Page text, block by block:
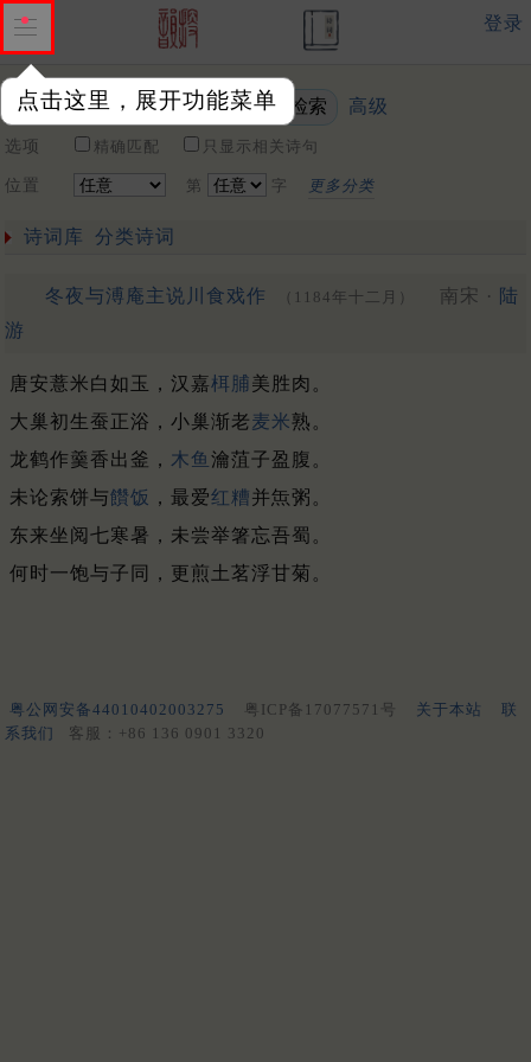
点击这里，展开功能菜单
登录
关键词 高级
选项 精确匹配 只显示相关诗句
位置 第 字 更多分类
诗词库 分类诗词
冬夜与溥庵主说川食戏作 （1184年十二月） 南宋 · 陆
游
唐安薏米白如玉，汉嘉栮脯美胜肉。
大巢初生蚕正浴，小巢渐老麦米熟。
龙鹤作羹香出釜， 木鱼 瀹菹子盈腹。
未论索饼与饡饭 ，最爱红糟并缹粥。
东来坐阅七寒暑，未尝举箸忘吾蜀。
何时一饱与子同，更煎土茗浮甘菊。
粤公网安备44010402003275 粤ICP备17077571号 关于本站
联
系我们
客服：+86 136 0901 3320